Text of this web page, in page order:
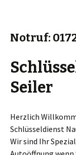
Notruf:
Seiler
Herzlich
Schlüsseldienst
Wir sind Ihr